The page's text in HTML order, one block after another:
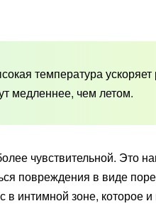
температура
медленнее, чем летом.
чувствительной. Это
повреждения в виде
в интимной зоне, которое